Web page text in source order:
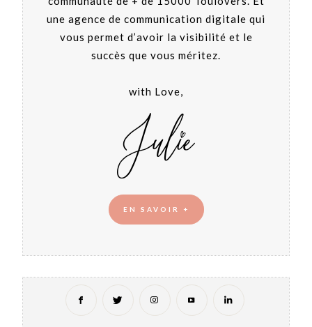
une agence de communication digitale qui
vous permet d’avoir la visibilité et le
succès que vous méritez.
with Love,
EN SAVOIR +